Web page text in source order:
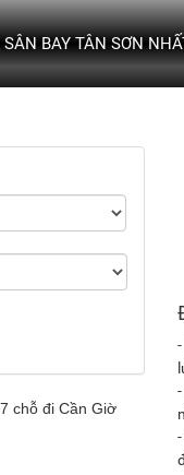
SÂN BAY TÂN SƠN